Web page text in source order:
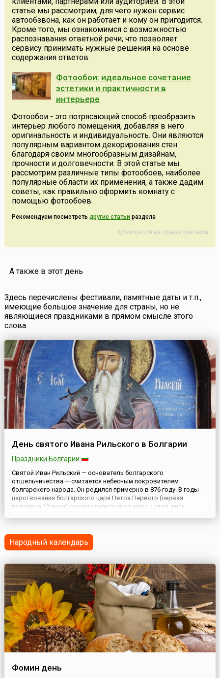
статье мы рассмотрим, для чего нужен сервис
автообзвона, как он работает и кому он пригодится.
Кроме того, мы ознакомимся с возможностью
распознавания ответной речи, что позволяет
сервису принимать нужные решения на основе
содержания ответов.
Фотообои: идеальное сочетание
эстетики и практичности в
интерьере
Фотообои - это потрясающий способ преобразить
интерьер любого помещения, добавляя в него
оригинальность и индивидуальность. Они являются
популярным вариантом декорирования стен
благодаря своим многообразным дизайнам,
прочности и долговечности. В этой статье мы
рассмотрим различные типы фотообоев, наиболее
популярные области их применения, а также дадим
советы, как правильно оформить комнату с
помощью фотообоев.
Рекомендуем посмотреть другие статьи раздела
Публикуется на правах рекламы
А также в этот день
Здесь перечислены фестивали, памятные даты и т.п.,
имеющие большое значение для страны, но не
являющиеся праздниками в прямом смысле этого
слова.
День святого Ивана Рильского в Болгарии
Праздники Болгарии
Святой Иван Рильский — основатель болгарского
отшельничества — считается небесным покровителем
болгарского народа. Он родился примерно в 876 году. В годы
царствования болгарского царя Петра Первого (первая
половина 10 века) решил удалиться от мира и стал жить
святых еще при жизни, и легенды повествуют, что дикие
Народный календарь
Фомин день